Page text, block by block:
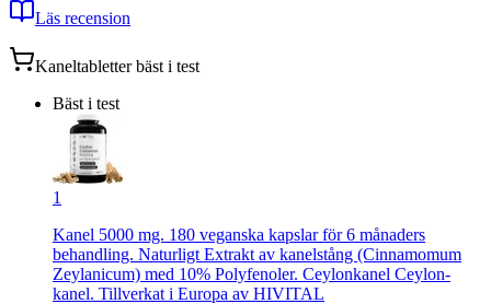
Läs recension
Kaneltabletterbäst i test
Bäst i test
1
Kanel 5000 mg. 180 veganska kapslar för 6 månaders
behandling. Naturligt Extrakt av kanelstång (Cinnamomum
Zeylanicum) med 10% Polyfenoler. Ceylonkanel Ceylon-
kanel. Tillverkat i Europa av HIVITAL